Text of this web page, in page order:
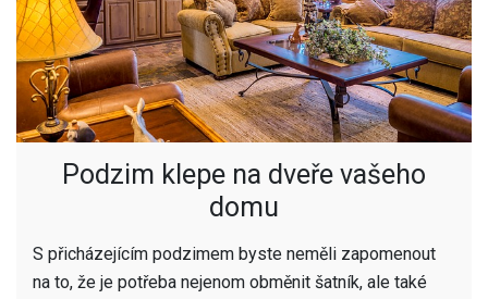
Podzim klepe na dveře vašeho
domu
S přicházejícím podzimem byste neměli zapomenout
na to, že je potřeba nejenom obměnit šatník, ale také